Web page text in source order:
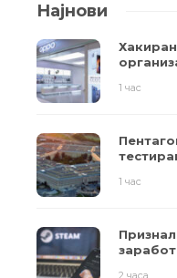
Најнови
1 час
1 час